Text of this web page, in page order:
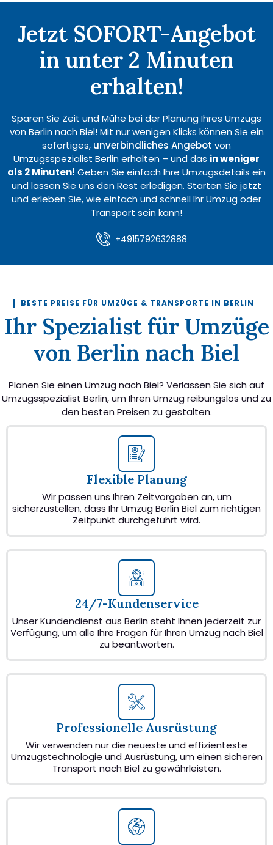
Jetzt SOFORT-Angebot
in unter 2 Minuten
erhalten!
Sparen Sie Zeit und Mühe bei der Planung Ihres Umzugs
von Berlin nach Biel! Mit nur wenigen Klicks können Sie ein
sofortiges, unverbindliches Angebot von
Umzugsspezialist Berlin erhalten – und das in weniger
als 2 Minuten! Geben Sie einfach Ihre Umzugsdetails ein
und lassen Sie uns den Rest erledigen. Starten Sie jetzt
und erleben Sie, wie einfach und schnell Ihr Umzug oder
Transport sein kann!
+4915792632888
BESTE PREISE FÜR UMZÜGE & TRANSPORTE IN BERLIN
Ihr Spezialist für Umzüge
von Berlin nach Biel
Planen Sie einen Umzug nach Biel? Verlassen Sie sich auf
Umzugsspezialist Berlin, um Ihren Umzug reibungslos und zu
den besten Preisen zu gestalten.
Flexible Planung
Wir passen uns Ihren Zeitvorgaben an, um
sicherzustellen, dass Ihr Umzug Berlin Biel zum richtigen
Zeitpunkt durchgeführt wird.
24/7-Kundenservice
Unser Kundendienst aus Berlin steht Ihnen jederzeit zur
Verfügung, um alle Ihre Fragen für Ihren Umzug nach Biel
zu beantworten.
Professionelle Ausrüstung
Wir verwenden nur die neueste und effizienteste
Umzugstechnologie und Ausrüstung, um einen sicheren
Transport nach Biel zu gewährleisten.